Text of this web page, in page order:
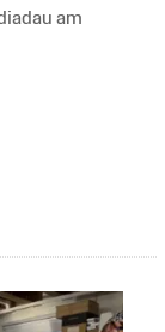
am